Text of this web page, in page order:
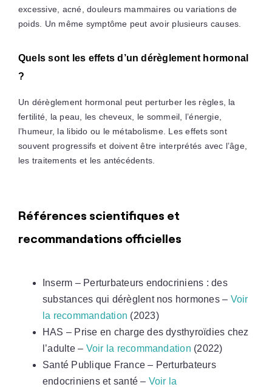
excessive, acné, douleurs mammaires ou variations de
poids. Un même symptôme peut avoir plusieurs causes.
Quels sont les effets d’un dérèglement hormonal
?
Un dérèglement hormonal peut perturber les règles, la
fertilité, la peau, les cheveux, le sommeil, l’énergie,
l’humeur, la libido ou le métabolisme. Les effets sont
souvent progressifs et doivent être interprétés avec l’âge,
les traitements et les antécédents.
Références scientifiques et
recommandations officielles
Inserm – Perturbateurs endocriniens : des
substances qui dérèglent nos hormones – Voir
la recommandation (2023)
HAS – Prise en charge des dysthyroïdies chez
l’adulte – Voir la recommandation (2022)
Santé Publique France – Perturbateurs
endocriniens et santé – Voir la